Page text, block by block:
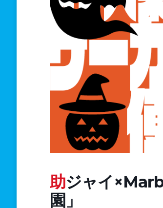
助ジャイ×Marble共同学校法人「新宿ハロウィン学
園」